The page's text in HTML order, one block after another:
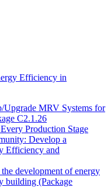
Efficiency in
MRV Systems for
C2.1.26
Production Stage
Develop a
Efficiency and
development of energy
building (Package